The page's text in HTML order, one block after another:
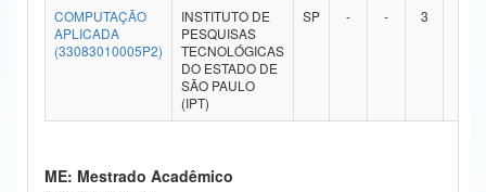
Ministério da Ciência, Tecnologia, Inovações e Comunicações
COMPUTAÇÃO
APLICADA
(33083010005P2)
INSTITUTO DE
PESQUISAS
TECNOLÓGICAS
DO ESTADO DE
SÃO PAULO
(IPT)
SP - - 3
ME: Mestrado Acadêmico